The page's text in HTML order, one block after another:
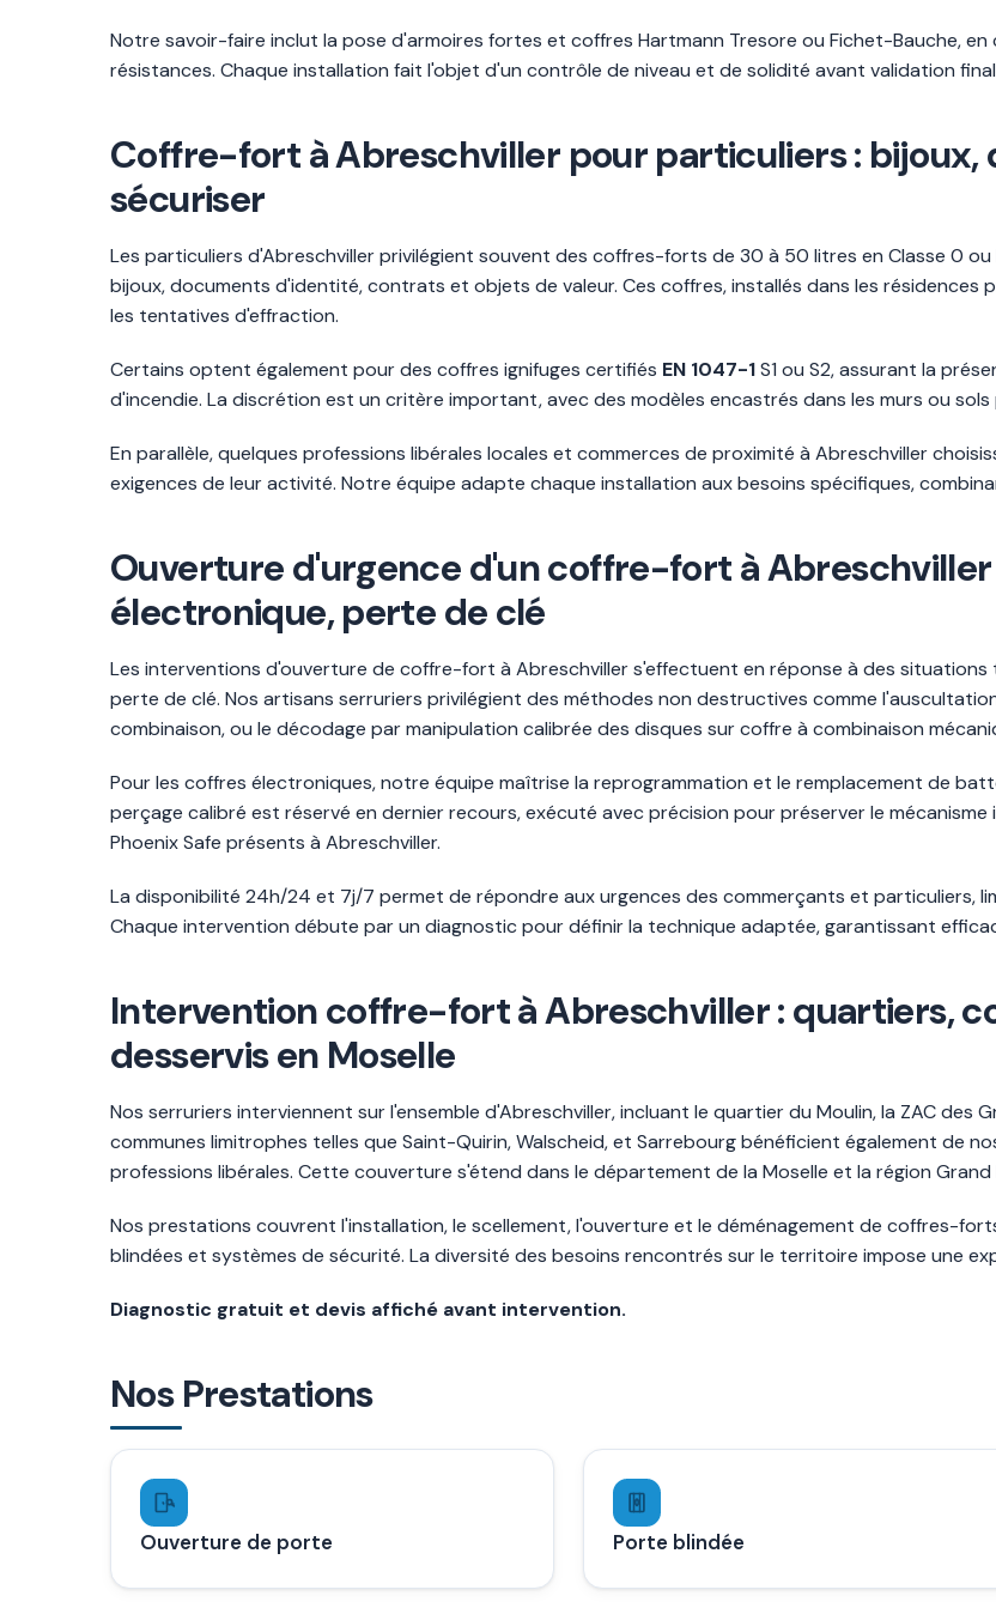
Notre savoir-faire inclut la pose d'armoires fortes et coffres Hartmann Tresore ou Fichet-Bauche,
résistances. Chaque installation fait l'objet d'un contrôle de niveau et de solidité avant validation
Coffre-fort à Abreschviller pour particuliers : bijoux,
sécuriser
Les particuliers d'Abreschviller privilégient souvent des coffres-forts de 30 à 50 litres en Classe 0 ou
bijoux, documents d'identité, contrats et objets de valeur. Ces coffres, installés dans les
les tentatives d'effraction.
Certains optent également pour des coffres ignifuges certifiés EN 1047-1S1 ou S2, assurant la
d'incendie. La discrétion est un critère important, avec des modèles encastrés dans les murs ou
En parallèle, quelques professions libérales locales et commerces de proximité à Abreschviller
exigences de leur activité. Notre équipe adapte chaque installation aux besoins spécifiques,
Ouverture d'urgence d'un coffre-fort à Abreschviller
électronique, perte de clé
Les interventions d'ouverture de coffre-fort à Abreschviller s'effectuent en réponse à des
perte de clé. Nos artisans serruriers privilégient des méthodes non destructives comme
combinaison, ou le décodage par manipulation calibrée des disques sur coffre à combinaison
Pour les coffres électroniques, notre équipe maîtrise la reprogrammation et le remplacement de
perçage calibré est réservé en dernier recours, exécuté avec précision pour préserver le
Phoenix Safe présents à Abreschviller.
La disponibilité 24h/24 et 7j/7 permet de répondre aux urgences des commerçants et particuliers,
Chaque intervention débute par un diagnostic pour définir la technique adaptée, garantissant
Intervention coffre-fort à Abreschviller : quartiers,
desservis en Moselle
Nos serruriers interviennent sur l'ensemble d'Abreschviller, incluant le quartier du Moulin, la ZAC des
communes limitrophes telles que Saint-Quirin, Walscheid, et Sarrebourg bénéficient également de
professions libérales. Cette couverture s'étend dans le département de la Moselle et la région Grand
Nos prestations couvrent l'installation, le scellement, l'ouverture et le déménagement de coffres-
blindées et systèmes de sécurité. La diversité des besoins rencontrés sur le territoire impose une
Diagnostic gratuit et devis affiché avant intervention.
Nos Prestations
Ouverture de porte Porte blindée